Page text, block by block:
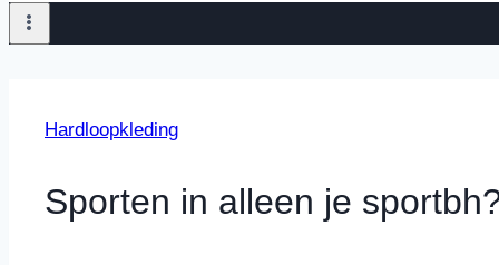
Hardloopkleding
Sporten in alleen je